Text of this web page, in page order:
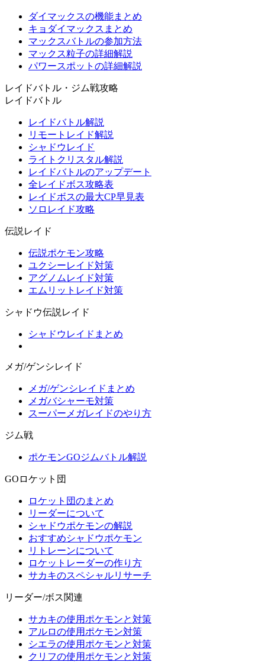
ダイマックスの機能まとめ
キョダイマックスまとめ
マックスバトルの参加方法
マックス粒子の詳細解説
パワースポットの詳細解説
レイドバトル・ジム戦攻略
レイドバトル
レイドバトル解説
リモートレイド解説
シャドウレイド
ライトクリスタル解説
レイドバトルのアップデート
全レイドボス攻略表
レイドボスの最大CP早見表
ソロレイド攻略
伝説レイド
伝説ポケモン攻略
ユクシーレイド対策
アグノムレイド対策
エムリットレイド対策
シャドウ伝説レイド
シャドウレイドまとめ
メガ/ゲンシレイド
メガ/ゲンシレイドまとめ
メガバシャーモ対策
スーパーメガレイドのやり方
ジム戦
ポケモンGOジムバトル解説
GOロケット団
ロケット団のまとめ
リーダーについて
シャドウポケモンの解説
おすすめシャドウポケモン
リトレーンについて
ロケットレーダーの作り方
サカキのスペシャルリサーチ
リーダー/ボス関連
サカキの使用ポケモンと対策
アルロの使用ポケモン対策
シエラの使用ポケモンと対策
クリフの使用ポケモンと対策